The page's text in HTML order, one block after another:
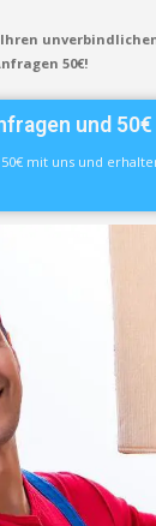
50€!
und 50€
mit uns und